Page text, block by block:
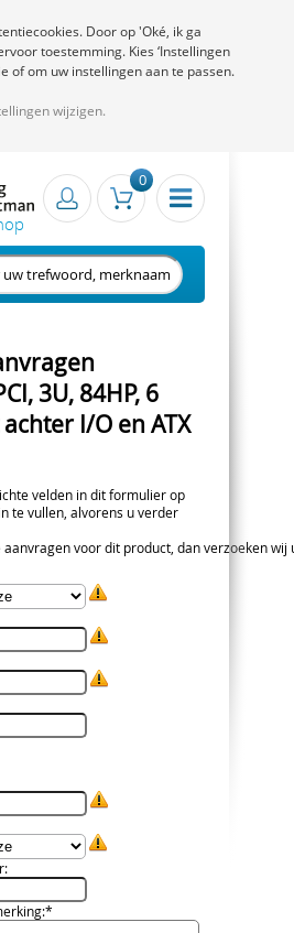
0
3U, 84HP, 6
I/O en ATX
velden in dit formulier op
te vullen, alvorens u verder
voor dit product, dan verzoeken
:
:*
Door op 'Oké, ik ga
toestemming. Kies ‘Instellingen
of om uw instellingen aan te passen.
wijzigen.